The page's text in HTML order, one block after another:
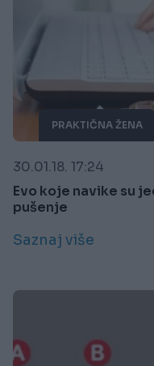
PRAKTIČNA ŽENA
30.01.18. 17:24
Evo koje navike su
pušenje
Saznaj više